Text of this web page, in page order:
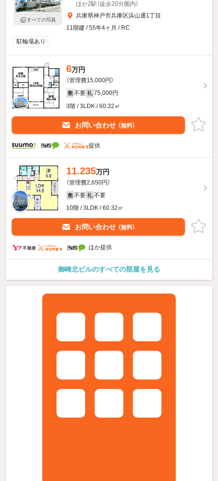
すべての写真
ほか2駅（徒歩20分圏内）
兵庫県神戸市兵庫区浜山通1丁目
11階建 / 55年4ヶ月 / RC
駐輪場あり
6万円
（管理費15,000円）
敷 不要 礼 75,000円
3階 / 3LDK / 60.32㎡
お問い合わせ （無料）
提供
11.235万円
（管理費2,650円）
敷 不要 礼 不要
10階 / 3LDK / 60.32㎡
お問い合わせ （無料）
ほか提供
御崎北ビルのすべての部屋を見る